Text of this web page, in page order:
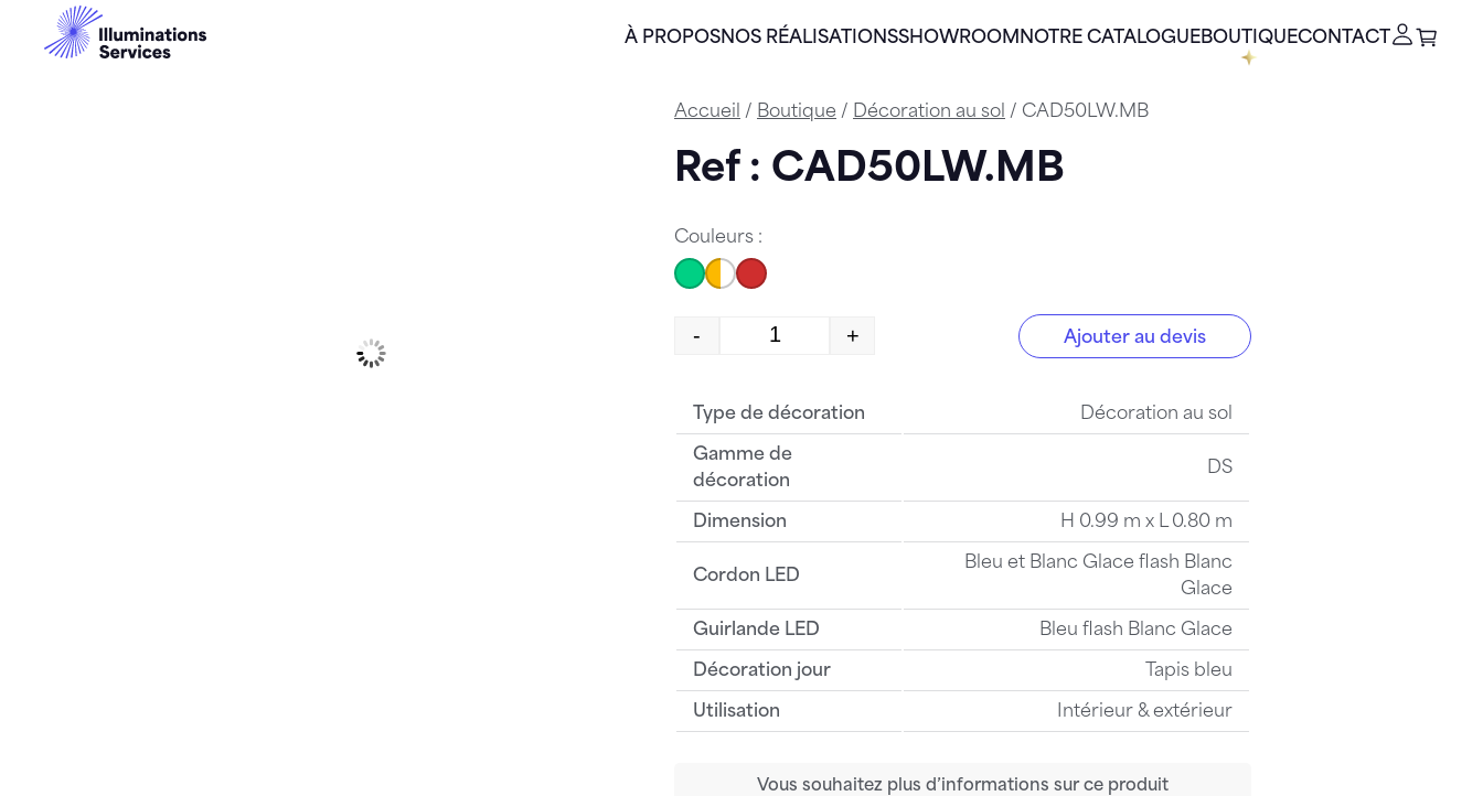
À PROPOSNOS RÉALISATIONSSHOWROOM NOTRE CATALOGUEBOUTIQUECONTACT
Accueil / Boutique / Décoration au sol / CAD50LW.MB
Ref : CAD50LW.MB
Couleurs :
quantité de CAD50LW.MB
- + Ajouter au devis
Type de décoration Décoration au sol
Gamme de
décoration
DS
Dimension H 0.99 m x L 0.80 m
Cordon LED
Bleu et Blanc Glace flash Blanc
Glace
Guirlande LED Bleu flash Blanc Glace
Décoration jour Tapis bleu
Utilisation Intérieur & extérieur
Vous souhaitez plus d’informations sur ce produit